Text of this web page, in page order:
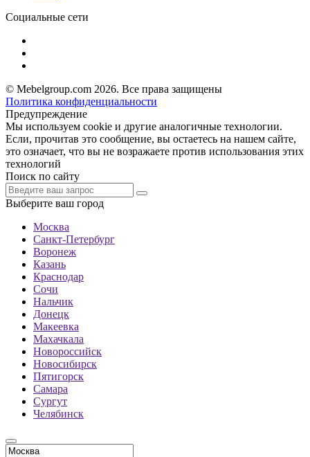
Социальные сети
© Mebelgroup.com 2026. Все права защищены
Политика конфиденциальности
Предупреждение
Мы используем cookie и другие аналогичные технологии.
Если, прочитав это сообщение, вы остаетесь на нашем сайте,
это означает, что вы не возражаете против использования этих
технологий
Поиск по сайту
Выберите ваш город
Москва
Санкт-Петербург
Воронеж
Казань
Краснодар
Сочи
Нальчик
Донецк
Макеевка
Махачкала
Новороссийск
Новосибирск
Пятигорск
Самара
Сургут
Челябинск